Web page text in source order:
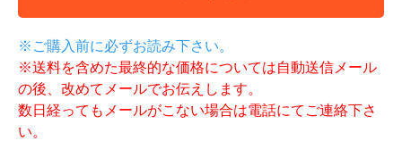
※ご購入前に必ずお読み下さい。
※送料を含めた最終的な価格については自動送信メール
の後、改めてメールでお伝えします。
数日経ってもメールがこない場合は電話にてご連絡下さ
い。